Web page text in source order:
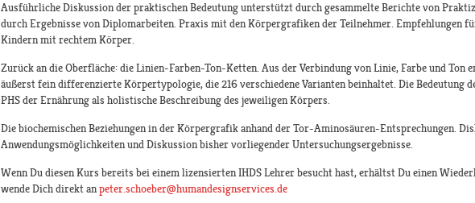
Ausführliche Diskussion der praktischen Bedeutung unterstützt durch gesammelte Berichte von
durch Ergebnisse von Diplomarbeiten. Praxis mit den Körpergrafiken der Teilnehmer. Empfehlungen
Kindern mit rechtem Körper.
Zurück an die Oberfläche: die Linien-Farben-Ton-Ketten. Aus der Verbindung von Linie, Farbe und Ton
äußerst fein differenzierte Körpertypologie, die 216 verschiedene Varianten beinhaltet. Die Bedeutung
PHS der Ernährung als holistische Beschreibung des jeweiligen Körpers.
Die biochemischen Beziehungen in der Körpergrafik anhand der Tor-Aminosäuren-Entsprechungen.
Anwendungsmöglichkeiten und Diskussion bisher vorliegender Untersuchungsergebnisse.
Wenn Du diesen Kurs bereits bei einem lizensierten IHDS Lehrer besucht hast, erhältst Du einen
wende Dich direkt anpeter.schoeber@humandesignservices.de